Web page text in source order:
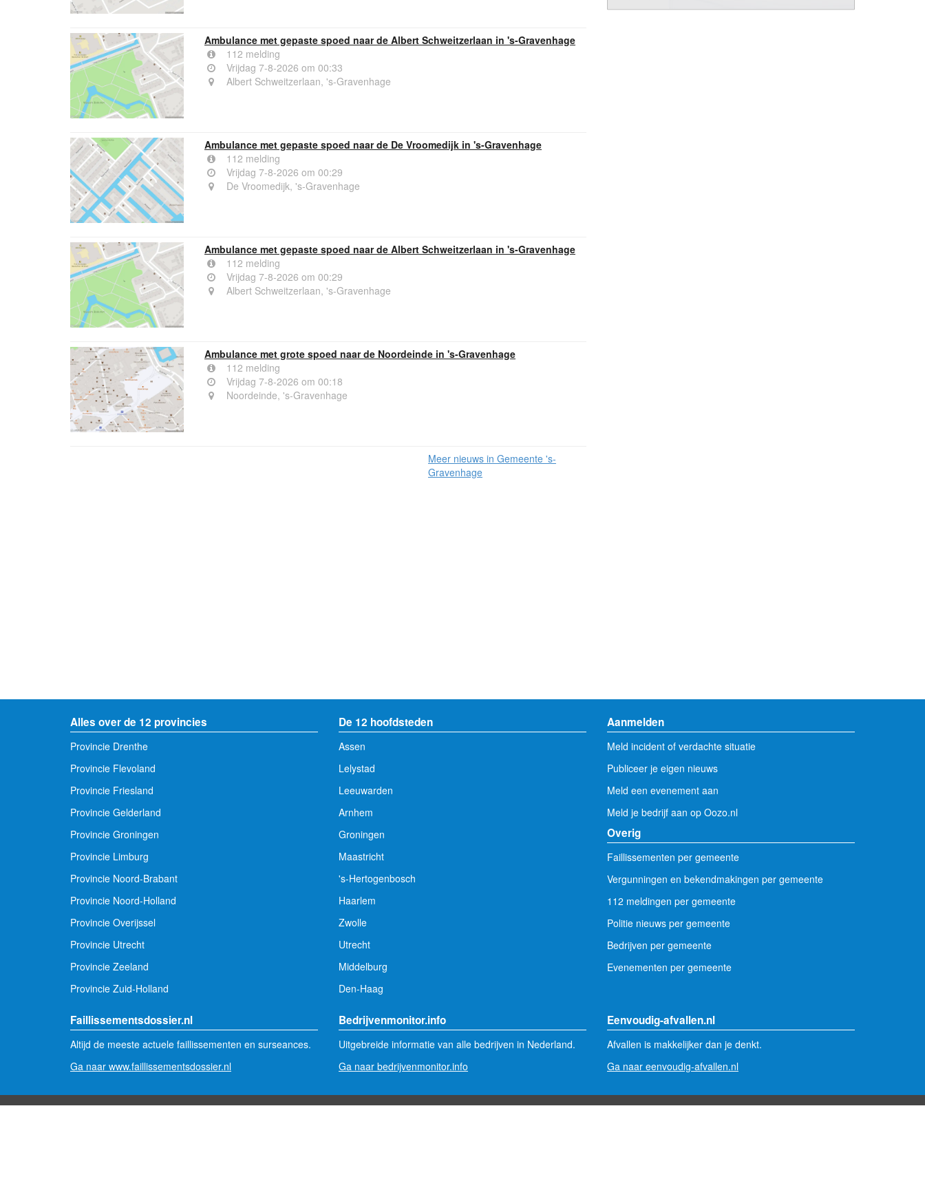
Ambulance met gepaste spoed naar de Albert Schweitzerlaan in 's-Gravenhage
112 melding
Vrijdag 7-8-2026 om 00:33
Albert Schweitzerlaan, 's-Gravenhage
Ambulance met gepaste spoed naar de De Vroomedijk in 's-Gravenhage
112 melding
Vrijdag 7-8-2026 om 00:29
De Vroomedijk, 's-Gravenhage
Ambulance met gepaste spoed naar de Albert Schweitzerlaan in 's-Gravenhage
112 melding
Vrijdag 7-8-2026 om 00:29
Albert Schweitzerlaan, 's-Gravenhage
Ambulance met grote spoed naar de Noordeinde in 's-Gravenhage
112 melding
Vrijdag 7-8-2026 om 00:18
Noordeinde, 's-Gravenhage
Meer nieuws in Gemeente 's-
Gravenhage
Alles over de 12 provincies
Provincie Drenthe
Provincie Flevoland
Provincie Friesland
Provincie Gelderland
Provincie Groningen
Provincie Limburg
Provincie Noord-Brabant
Provincie Noord-Holland
Provincie Overijssel
Provincie Utrecht
Provincie Zeeland
Provincie Zuid-Holland
De 12 hoofdsteden
Assen
Lelystad
Leeuwarden
Arnhem
Groningen
Maastricht
's-Hertogenbosch
Haarlem
Zwolle
Utrecht
Middelburg
Den-Haag
Aanmelden
Meld incident of verdachte situatie
Publiceer je eigen nieuws
Meld een evenement aan
Meld je bedrijf aan op Oozo.nl
Overig
Faillissementen per gemeente
Vergunningen en bekendmakingen per gemeente
112 meldingen per gemeente
Politie nieuws per gemeente
Bedrijven per gemeente
Evenementen per gemeente
Faillissementsdossier.nl
Altijd de meeste actuele faillissementen en surseances.
Ga naar www.faillissementsdossier.nl
Bedrijvenmonitor.info
Uitgebreide informatie van alle bedrijven in Nederland.
Ga naar bedrijvenmonitor.info
Eenvoudig-afvallen.nl
Afvallen is makkelijker dan je denkt.
Ga naar eenvoudig-afvallen.nl